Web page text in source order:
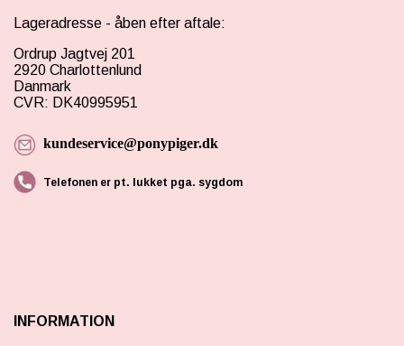
Lageradresse - åben efter aftale:
Ordrup Jagtvej 201
2920 Charlottenlund
Danmark
CVR: DK40995951
kundeservice@ponypiger.dk
Telefonen er pt. lukket pga. sygdom
INFORMATION